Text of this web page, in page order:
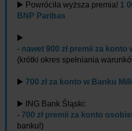
▶️ Powróciła wyższa premia! 1
BNP Paribas
▶️
- nawet 900 zł premii za konto
(krótki okres spełniania
▶️ 700 zł za konto w Banku
▶️ ING Bank Śląski:
- 700 zł premii za konto
banku!)